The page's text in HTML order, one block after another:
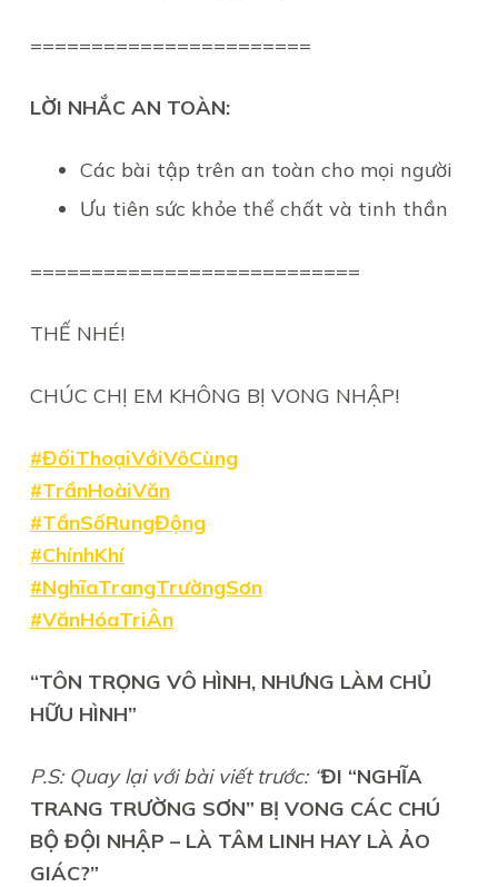
=======================
LỜI NHẮC AN TOÀN:
Các bài tập trên an toàn cho mọi người
Ưu tiên sức khỏe thể chất và tinh thần
===========================
THẾ NHÉ!
CHÚC CHỊ EM KHÔNG BỊ VONG NHẬP!
#ĐốiThoạiVớiVôCùng
#TrầnHoàiVăn
#TầnSốRungĐộng
#ChínhKhí
#NghĩaTrangTrườngSơn
#VănHóaTriÂn
“TÔN TRỌNG VÔ HÌNH, NHƯNG LÀM CHỦ
HỮU HÌNH”
P.S: Quay lại với bài viết trước: “ĐI “NGHĨA
TRANG TRƯỜNG SƠN” BỊ VONG CÁC CHÚ
BỘ ĐỘI NHẬP – LÀ TÂM LINH HAY LÀ ẢO
GIÁC?”